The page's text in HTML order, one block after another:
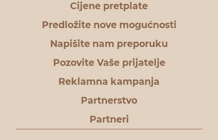
Cijene pretplate
Predložite nove mogućnosti
Napišite nam preporuku
Pozovite Vaše prijatelje
Reklamna kampanja
Partnerstvo
Partneri